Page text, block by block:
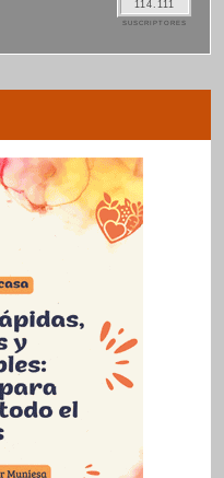
114.111
SUSCRIPTORES